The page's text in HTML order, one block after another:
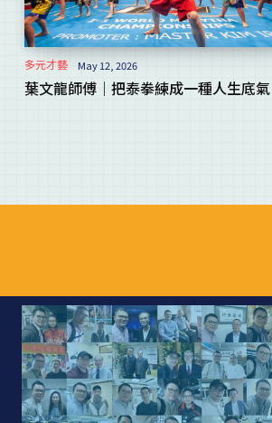
多元才藝 May 12, 2026
葉文龍師傅｜把泰拳練成一種人生底氣